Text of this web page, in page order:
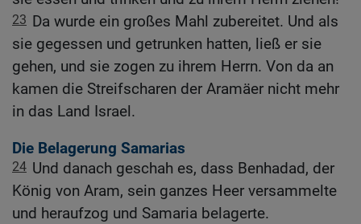
23 Da wurde ein großes Mahl zubereitet. Und als
sie gegessen und getrunken hatten, ließ er sie
gehen, und sie zogen zu ihrem Herrn. Von da an
kamen die Streifscharen der Aramäer nicht mehr
in das Land Israel.
Die Belagerung Samarias
24 Und danach geschah es, dass Benhadad, der
König von Aram, sein ganzes Heer versammelte
und heraufzog und Samaria belagerte.